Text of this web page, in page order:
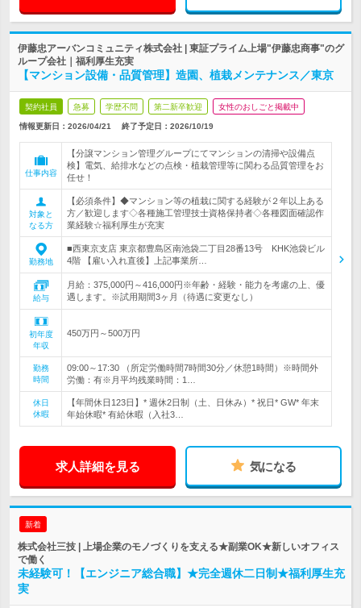
伊藤忠アーバンコミュニティ株式会社 | 東証プライム上場"伊藤忠商事"のグ
ループ会社｜福利厚生充実
【マンション設備・品質管理】造園、植栽メンテナンス／東京
契約社員 急募 学歴不問 第二新卒歓迎 女性のおしごと掲載中
情報更新日：2026/04/21 終了予定日： 2026/10/19
仕事内容
【分譲マンション管理グループにてマンションの清掃や設備点
検】電気、給排水などの点検・植栽管理等に関わる品質管理をお
任せ！
対象と
なる方
【必須条件】◆マンション等の植栽に関する経験が２年以上ある
方／歓迎します◇各種施工管理技士資格保持者◇各種図面確認作
業経験☆福利厚生が充実
勤務地
■西東京支店 東京都豊島区南池袋二丁目28番13号 KHK池袋ビル
4階 【雇い入れ直後】上記事業所…
給与
月給：375,000円～416,000円※年齢・経験・能力を考慮の上、優
遇します。※試用期間3ヶ月（待遇に変更なし）
初年度
年収
450万円～500万円
勤務
時間
09:00～17:30 （所定労働時間7時間30分／休憩1時間）※時間外
労働：有※月平均残業時間：1…
休日
休暇
【年間休日123日】* 週休2日制（土、日休み）* 祝日* GW* 年末
年始休暇* 有給休暇（入社3…
求人詳細を見る 気になる
新着
株式会社三技 | 上場企業のモノづくりを支える★副業OK★新しいオフィス
で働く
未経験可！【エンジニア総合職】★完全週休二日制★福利厚生充
実